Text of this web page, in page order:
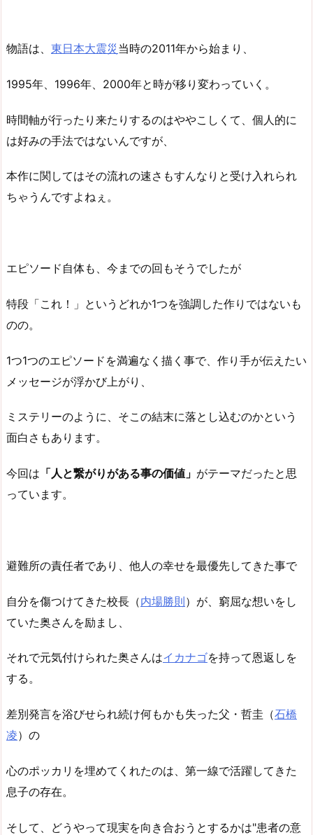
物語は、 東日本大震災 当時の2011年から始まり、
1995年、1996年、2000年と時が移り変わっていく。
時間軸が行ったり来たりするのはややこしくて、個人的に
は好みの手法ではないんですが、
本作に関してはその流れの速さもすんなりと受け入れられ
ちゃうんですよねぇ。
エピソード自体も、今までの回もそうでしたが
特段「これ！」というどれか1つを強調した作りではないも
のの。
1つ1つのエピソードを満遍なく描く事で、作り手が伝えたい
メッセージが浮かび上がり、
ミステリーのように、そこの結末に落とし込むのかという
面白さもあります。
今回は 「人と繋がりがある事の価値」 がテーマだったと思
っています。
避難所の責任者であり、他人の幸せを最優先してきた事で
自分を傷つけてきた校長（内場勝則）が、窮屈な想いをし
ていた奥さんを励まし、
それで元気付けられた奥さんはイカナゴを持って恩返しを
する。
差別発言を浴びせられ続け何もかも失った父・哲圭（石橋
凌）の
心のポッカリを埋めてくれたのは、第一線で活躍してきた
息子の存在。
そして、どうやって現実を向き合おうとするかは"患者の意